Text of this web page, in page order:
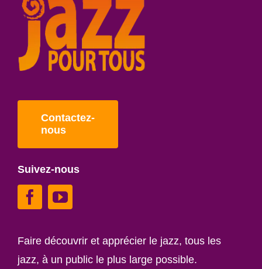
Contactez-
nous
Suivez-nous
Faire découvrir et apprécier le jazz, tous les
jazz, à un public le plus large possible.